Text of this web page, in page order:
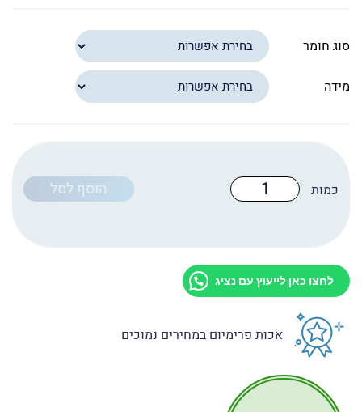
סוג חומר
מידה
כמות
של הוסף לסל
לחצו כאן לייעוץ עם נציג
אכות פרימיום במחירים נמוכים